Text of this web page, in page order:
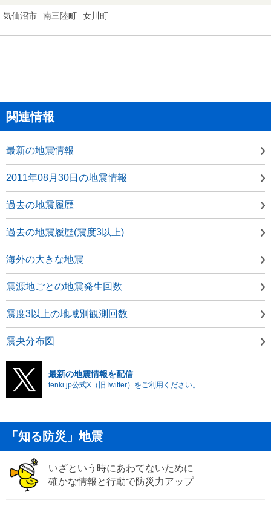
気仙沼市 南三陸町 女川町
関連情報
最新の地震情報
2011年08月30日の地震情報
過去の地震履歴
過去の地震履歴(震度3以上)
海外の大きな地震
震源地ごとの地震発生回数
震度3以上の地域別観測回数
震央分布図
最新の地震情報を配信
tenki.jp公式X（旧Twitter）をご利用ください。
「知る防災」地震
いざという時にあわてないために
確かな情報と行動で防災力アップ